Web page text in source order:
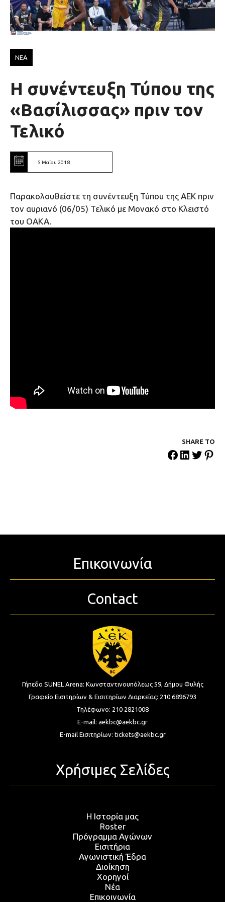
ΝΕΑ
Η συνέντευξη Τύπου της
«Βασίλισσας» πριν τον
Τελικό
5 Μαΐου 2018
Παρακολουθείστε τη συνέντευξη Τύπου της ΑΕΚ πριν
τον αυριανό (06/05) Τελικό με Μονακό στο Κλειστό
του ΟΑΚΑ.
SHARE ΤΟ
Επικοινωνία
Contact
Γήπεδο SUNEL Arena: Κωνσταντινουπόλεως 59, Δήμου Φυλής
Γραφείο Εισιτηρίων & Εισιτηρίων Διαρκείας: 210 6896793
Τηλέφωνο: 210 2821008
E-mail: aekbc@aekbc.gr
E-mail Εισιτηρίων: tickets@aekbc.gr
Χρήσιμες Σελίδες
Η Ιστορία μας
Roster
Πρόγραμμα Αγώνων
Εισιτήρια
Αγωνιστική Έδρα
Διοίκηση
Χορηγοί
Νέα
Επικοινωνία